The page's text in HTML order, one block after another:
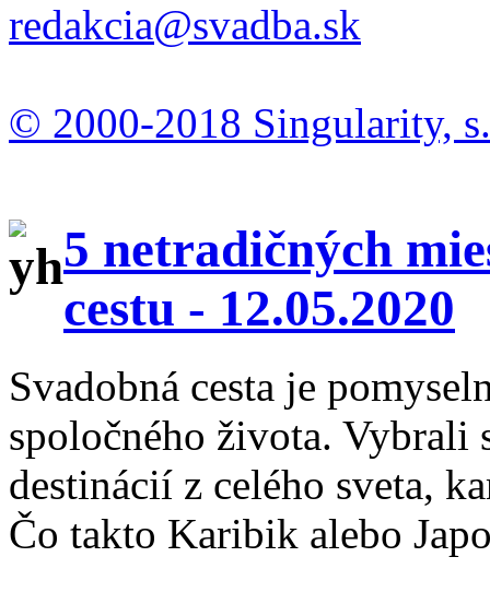
redakcia@svadba.sk
© 2000-2018 Singularity,
5 netradičných
cestu - 12.05.2020
Svadobná cesta je
spoločného života. Vybrali
destinácií z celého sveta,
Čo takto Karibik alebo